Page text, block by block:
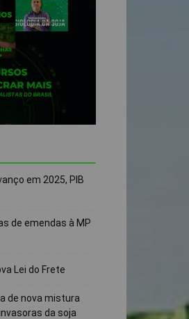
em 2025, PIB
de emendas à MP
Lei do Frete
de nova mistura
da soja